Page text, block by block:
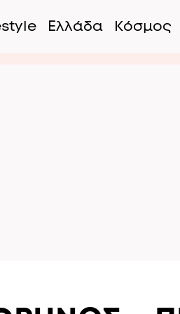
Ελλάδα Κόσμος